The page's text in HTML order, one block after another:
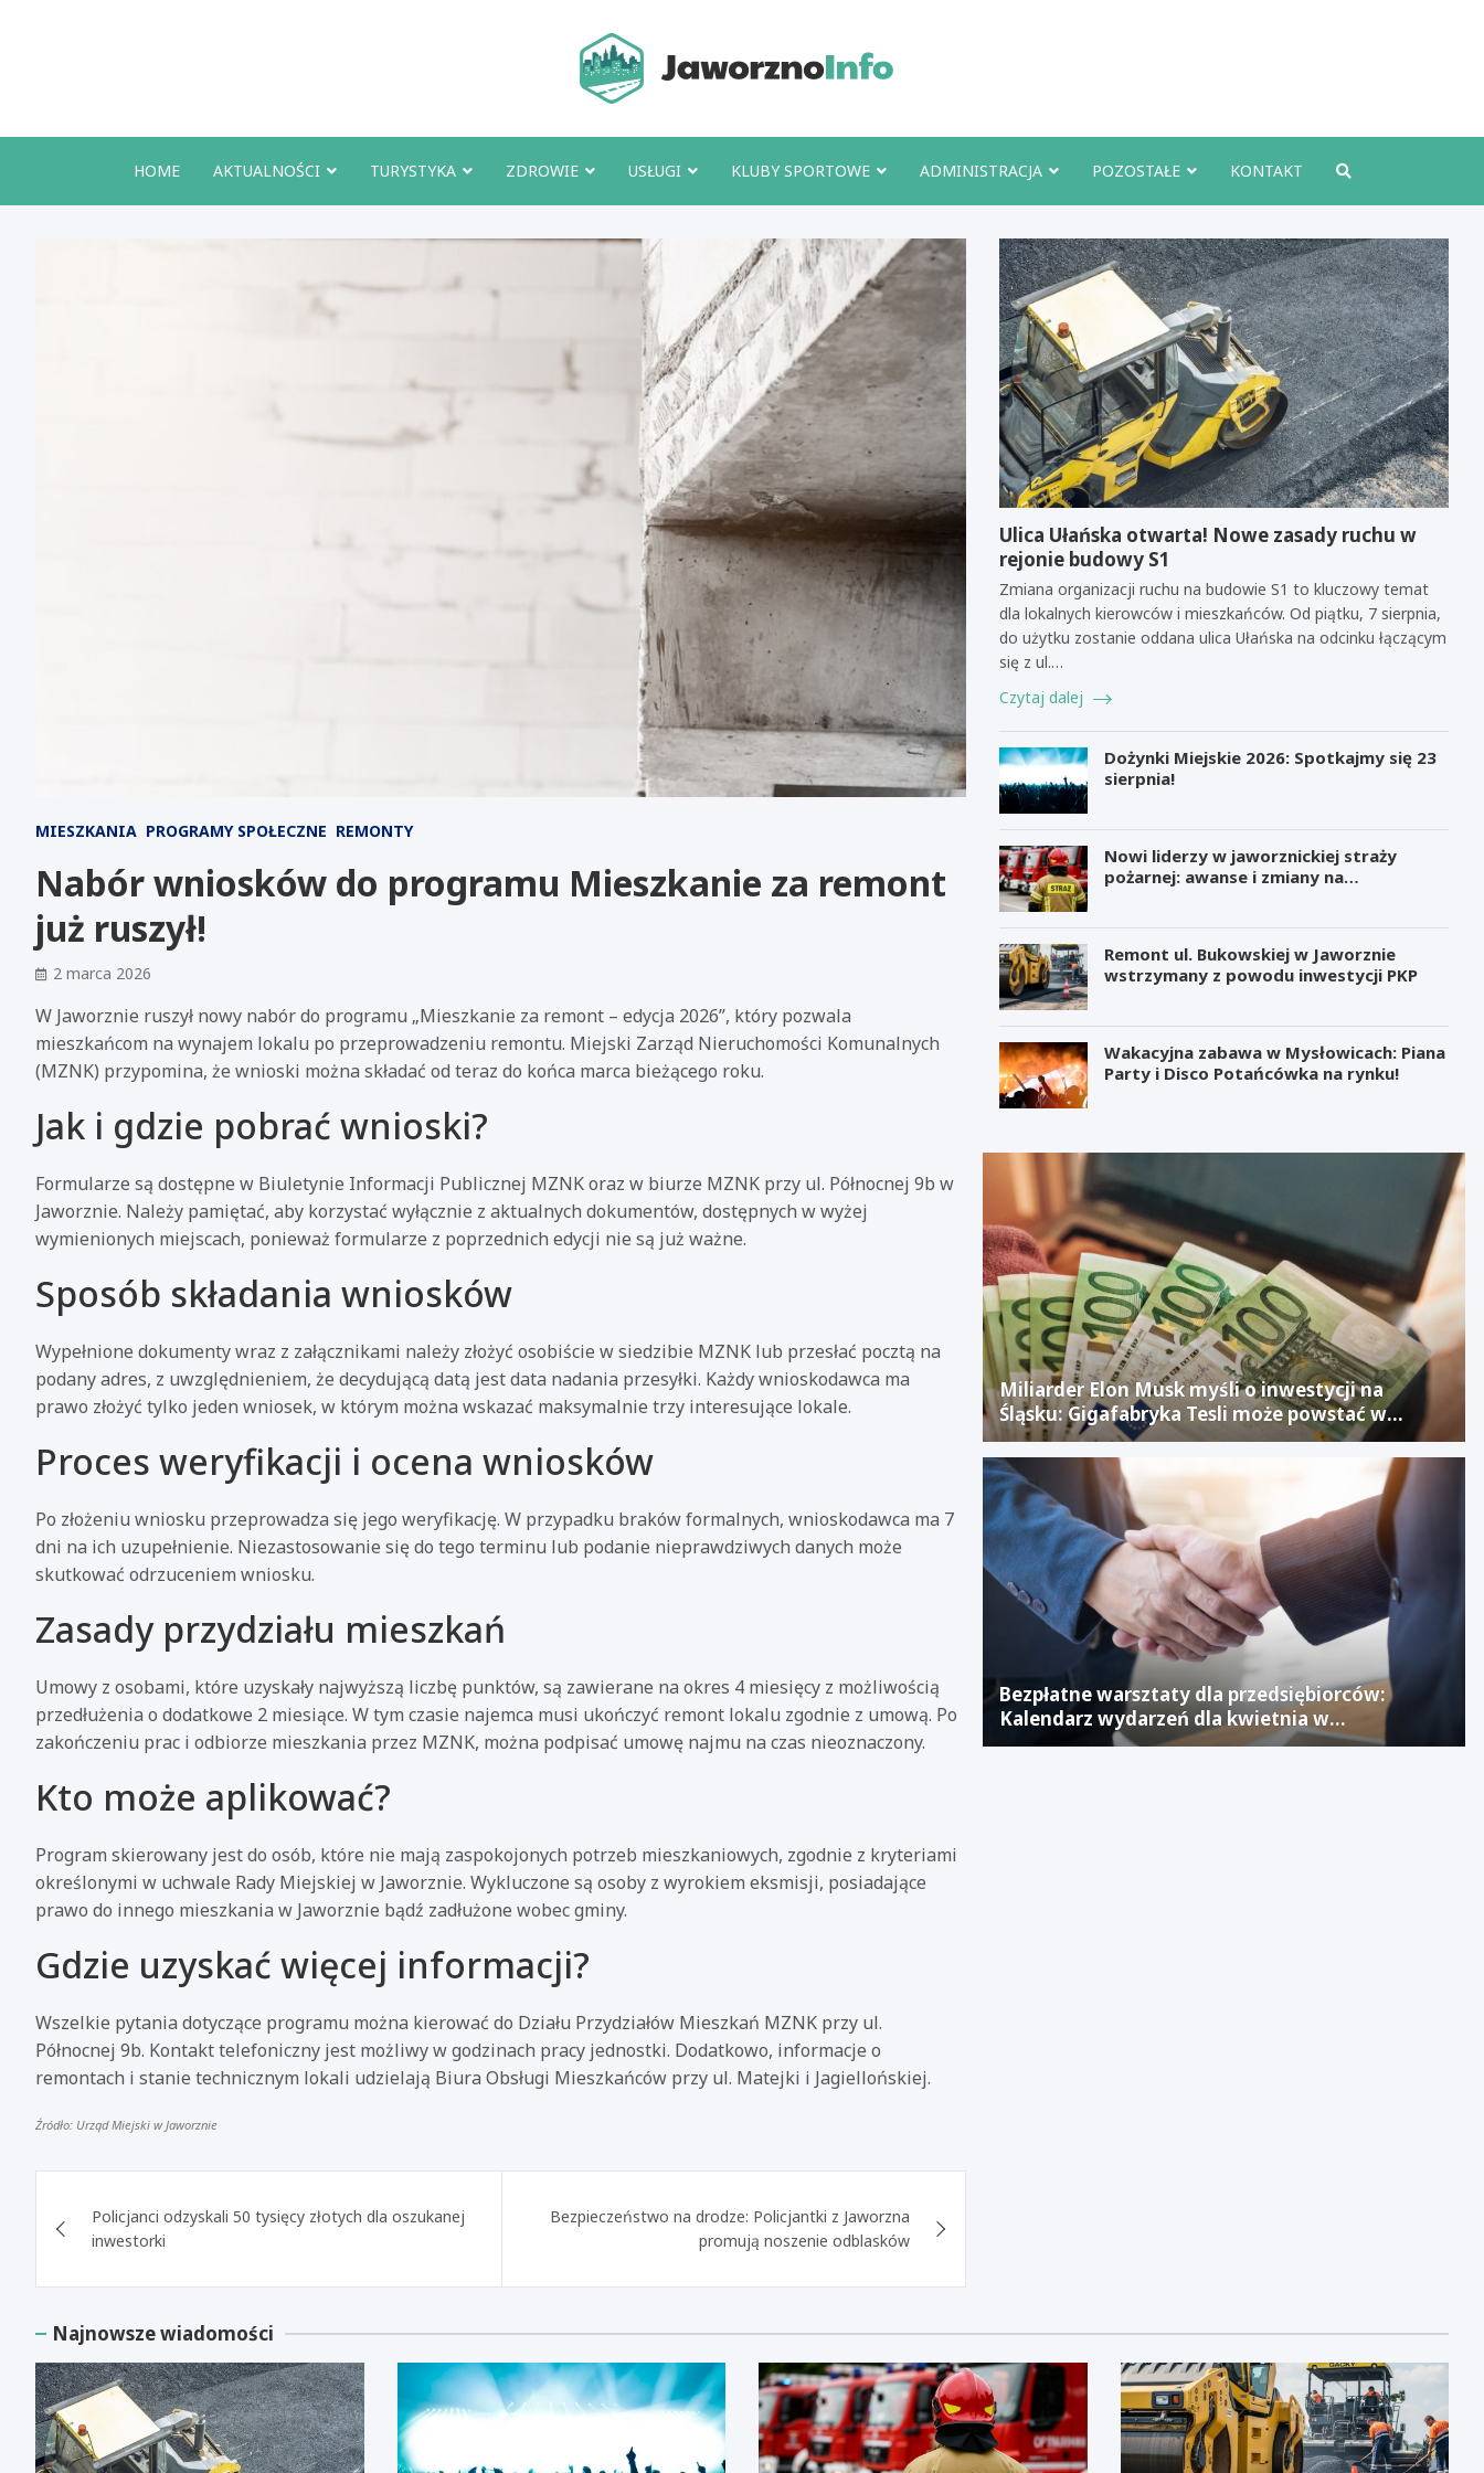
HOME AKTUALNOŚCI TURYSTYKA ZDROWIE USŁUGI KLUBY SPORTOWE ADMINISTRACJA POZOSTAŁE KONTAKT
MIESZKANIA PROGRAMY SPOŁECZNE REMONTY
Nabór wniosków do programu Mieszkanie za remont
już ruszył!
2 marca 2026
W Jaworznie ruszył nowy nabór do programu „Mieszkanie za remont – edycja 2026”, który pozwala
mieszkańcom na wynajem lokalu po przeprowadzeniu remontu. Miejski Zarząd Nieruchomości Komunalnych
(MZNK) przypomina, że wnioski można składać od teraz do końca marca bieżącego roku.
Jak i gdzie pobrać wnioski?
Formularze są dostępne w Biuletynie Informacji Publicznej MZNK oraz w biurze MZNK przy ul. Północnej 9b w
Jaworznie. Należy pamiętać, aby korzystać wyłącznie z aktualnych dokumentów, dostępnych w wyżej
wymienionych miejscach, ponieważ formularze z poprzednich edycji nie są już ważne.
Sposób składania wniosków
Wypełnione dokumenty wraz z załącznikami należy złożyć osobiście w siedzibie MZNK lub przesłać pocztą na
podany adres, z uwzględnieniem, że decydującą datą jest data nadania przesyłki. Każdy wnioskodawca ma
prawo złożyć tylko jeden wniosek, w którym można wskazać maksymalnie trzy interesujące lokale.
Proces weryfikacji i ocena wniosków
Po złożeniu wniosku przeprowadza się jego weryfikację. W przypadku braków formalnych, wnioskodawca ma 7
dni na ich uzupełnienie. Niezastosowanie się do tego terminu lub podanie nieprawdziwych danych może
skutkować odrzuceniem wniosku.
Zasady przydziału mieszkań
Umowy z osobami, które uzyskały najwyższą liczbę punktów, są zawierane na okres 4 miesięcy z możliwością
przedłużenia o dodatkowe 2 miesiące. W tym czasie najemca musi ukończyć remont lokalu zgodnie z umową. Po
zakończeniu prac i odbiorze mieszkania przez MZNK, można podpisać umowę najmu na czas nieoznaczony.
Kto może aplikować?
Program skierowany jest do osób, które nie mają zaspokojonych potrzeb mieszkaniowych, zgodnie z kryteriami
określonymi w uchwale Rady Miejskiej w Jaworznie. Wykluczone są osoby z wyrokiem eksmisji, posiadające
prawo do innego mieszkania w Jaworznie bądź zadłużone wobec gminy.
Gdzie uzyskać więcej informacji?
Wszelkie pytania dotyczące programu można kierować do Działu Przydziałów Mieszkań MZNK przy ul.
Północnej 9b. Kontakt telefoniczny jest możliwy w godzinach pracy jednostki. Dodatkowo, informacje o
remontach i stanie technicznym lokali udzielają Biura Obsługi Mieszkańców przy ul. Matejki i Jagiellońskiej.
Źródło: Urząd Miejski w Jaworznie
wpisu
Policjanci odzyskali 50 tysięcy złotych dla oszukanej
inwestorki
Bezpieczeństwo na drodze: Policjantki z Jaworzna
promują noszenie odblasków
Ulica Ułańska otwarta! Nowe zasady ruchu w
rejonie budowy S1
Zmiana organizacji ruchu na budowie S1 to kluczowy temat
dla lokalnych kierowców i mieszkańców. Od piątku, 7 sierpnia,
do użytku zostanie oddana ulica Ułańska na odcinku łączącym
się z ul.…
Czytaj dalej
Dożynki Miejskie 2026: Spotkajmy się 23
sierpnia!
Nowi liderzy w jaworznickiej straży
pożarnej: awanse i zmiany na
Remont ul. Bukowskiej w Jaworznie
wstrzymany z powodu inwestycji PKP
Wakacyjna zabawa w Mysłowicach: Piana
Party i Disco Potańcówka na rynku!
Miliarder Elon Musk myśli o inwestycji na
Śląsku: Gigafabryka Tesli może powstać w
mieście po upadłym projekcie Izerze
Bezpłatne warsztaty dla przedsiębiorców:
Kalendarz wydarzeń dla kwietnia w
Jaworznickim Laboratorium Biznesu
Najnowsze wiadomości